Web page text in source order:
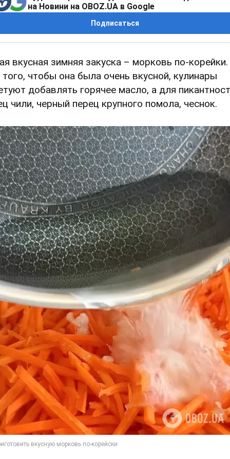
на Новини на OBOZ.UA в Google
Подписаться
вкусная зимняя закуска – морковь по-корейки.
чтобы она была очень вкусной, кулинары
добавлять горячее масло, а для
чили, черный перец крупного помола, чеснок.